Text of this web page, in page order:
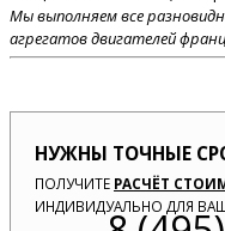
Мы выполняем все
агрегатов двигателей
НУЖНЫ ТОЧНЫЕ
ПОЛУЧИТЕ РАСЧЁТ
ИНДИВИДУАЛЬНО ДЛЯ